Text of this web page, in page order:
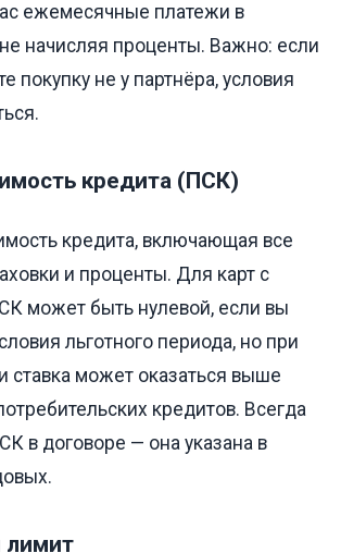
ежемесячные платежи в
начисляя проценты. Важно: если
покупку не у партнёра, условия
кредита (ПСК)
кредита, включающая все
и проценты. Для карт с
может быть нулевой, если вы
льготного периода, но при
ставка может оказаться выше
кредитов. Всегда
в договоре — она указана в
лимит